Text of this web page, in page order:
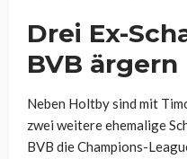
Drei Ex-
BVB ärgern
Neben Holtby sind mit
zwei weitere ehemalige
BVB die Champions-